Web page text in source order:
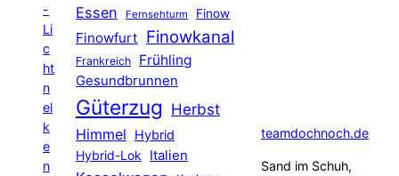
-
Li
c
ht
n
el
k
e
n
Essen Fernsehturm Finow
Finowfurt Finowkanal
Frankreich Frühling
Gesundbrunnen
Güterzug Herbst
Himmel
Hybrid
Hybrid-Lok Italien
teamdochnoch.de
Sand im Schuh,